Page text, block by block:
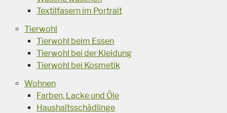
Textilfasern im Portrait
Tierwohl
Tierwohl beim Essen
Tierwohl bei der Kleidung
Tierwohl bei Kosmetik
Wohnen
Farben, Lacke und Öle
Haushaltsschädlinge